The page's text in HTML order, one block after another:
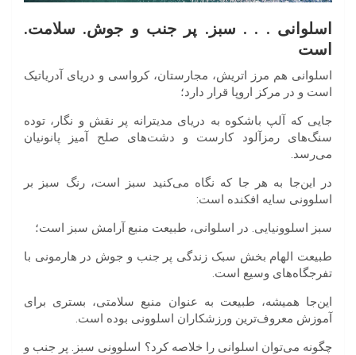
اسلوانی . . . سبز. پر جنب و جوش. سلامت.
است
اسلوانی هم مرز اتریش، مجارستان، کرواسی و دریای آدریاتیک
است و در مرکز اروپا قرار دارد؛
جایی که آلپ باشکوه به دریای مدیترانه پر نقش و نگار، توده
سنگ‌های رمزآلود کارست و دشت‌های صلح آمیز پانونیان
می‌رسد.
در این‌جا به هر جا که نگاه می‌کنید سبز است، رنگ سبز بر
اسلوونی سایه افکنده است:
سبز اسلوونیایی.‌ در اسلوانی، طبیعت منبع آرامش سبز است؛
طبیعت الهام بخش سبک زندگی پر جنب و جوش در هارمونی با
تفرجگاه‌های وسیع است.
این‌جا همیشه، طبیعت به عنوان منبع سلامتی، بستری برای
آموزش معروف‌ترین ورزشکاران اسلوونی بوده است.
چگونه می‌توان اسلوانی را خلاصه کرد؟ اسلوونی سبز. پر جنب و